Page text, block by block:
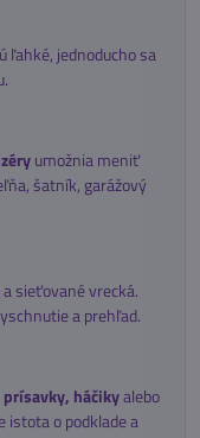
ľahké, jednoducho sa
umožnia meniť
šatník, garážový
a sieťované vrecká.
a prehľad.
háčikyalebo
istota o podklade a